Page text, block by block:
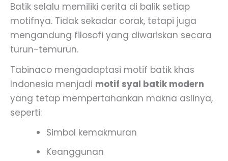
Batik selalu memiliki cerita di balik setiap
motifnya. Tidak sekadar corak, tetapi juga
mengandung filosofi yang diwariskan secara
turun-temurun.
Tabinaco mengadaptasi motif batik khas
Indonesia menjadi motif syal batik modern
yang tetap mempertahankan makna aslinya,
seperti:
Simbol kemakmuran
Keanggunan